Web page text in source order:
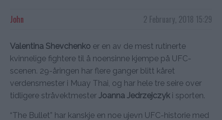
2 February, 2018 15:29
John
Valentina Shevchenko er en av de mest rutinerte
kvinnelige fightere til å noensinne kjempe på UFC-
scenen. 29-åringen har flere ganger blitt kåret
verdensmester i Muay Thai, og har hele tre seire over
tidligere stråvektmester Joanna Jedrzejczyk i sporten.
“The Bullet” har kanskje en noe ujevn UFC-historie med